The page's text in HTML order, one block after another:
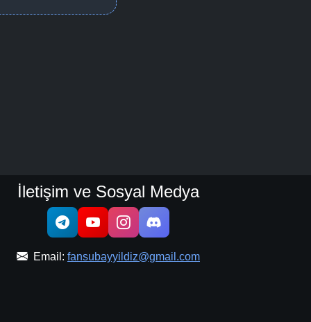
İletişim ve Sosyal Medya
Email: fansubayyildiz@gmail.com